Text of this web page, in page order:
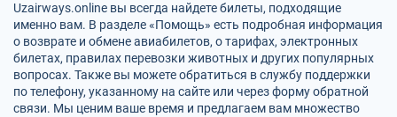
Uzairways.online вы всегда найдете билеты, подходящие
именно вам. В разделе «Помощь» есть подробная информация
о возврате и обмене авиабилетов, о тарифах, электронных
билетах, правилах перевозки животных и других популярных
вопросах. Также вы можете обратиться в службу поддержки
по телефону, указанному на сайте или через форму обратной
связи. Мы ценим ваше время и предлагаем вам множество